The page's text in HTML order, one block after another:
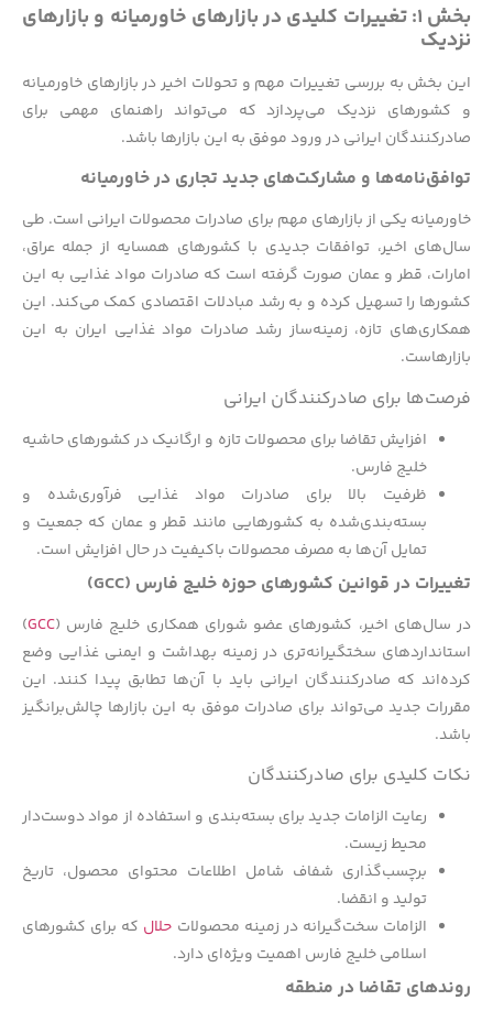
بخش ۱: تغییرات کلیدی در بازارهای خاورمیانه و بازارهای
نزدیک
این بخش به بررسی تغییرات مهم و تحولات اخیر در بازارهای خاورمیانه
و کشورهای نزدیک می‌پردازد که می‌تواند راهنمای مهمی برای
صادرکنندگان ایرانی در ورود موفق به این بازارها باشد.
توافق‌نامه‌ها و مشارکت‌های جدید تجاری در خاورمیانه
خاورمیانه یکی از بازارهای مهم برای صادرات محصولات ایرانی است. طی
سال‌های اخیر، توافقات جدیدی با کشورهای همسایه از جمله عراق،
امارات، قطر و عمان صورت گرفته است که صادرات مواد غذایی به این
کشورها را تسهیل کرده و به رشد مبادلات اقتصادی کمک می‌کند. این
همکاری‌های تازه، زمینه‌ساز رشد صادرات مواد غذایی ایران به این
بازارهاست.
فرصت‌ها برای صادرکنندگان ایرانی
افزایش تقاضا برای محصولات تازه و ارگانیک در کشورهای حاشیه
خلیج فارس.
ظرفیت بالا برای صادرات مواد غذایی فرآوری‌شده و
بسته‌بندی‌شده به کشورهایی مانند قطر و عمان که جمعیت و
تمایل آن‌ها به مصرف محصولات باکیفیت در حال افزایش است.
تغییرات در قوانین کشورهای حوزه خلیج فارس (GCC)
در سال‌های اخیر، کشورهای عضو شورای همکاری خلیج فارس (GCC
)
استانداردهای سختگیرانه‌تری در زمینه بهداشت و ایمنی غذایی وضع
کرده‌اند که صادرکنندگان ایرانی باید با آن‌ها تطابق پیدا کنند. این
مقررات جدید می‌تواند برای صادرات موفق به این بازارها چالش‌برانگیز
باشد.
نکات کلیدی برای صادرکنندگان
رعایت الزامات جدید برای بسته‌بندی و استفاده از مواد دوست‌دار
محیط زیست.
برچسب‌گذاری شفاف شامل اطلاعات محتوای محصول، تاریخ
تولید و انقضا.
الزامات سخت‌گیرانه‌ در زمینه محصولاتحلالکه برای کشورهای
اسلامی خلیج فارس اهمیت ویژه‌ای دارد.
روندهای تقاضا در منطقه